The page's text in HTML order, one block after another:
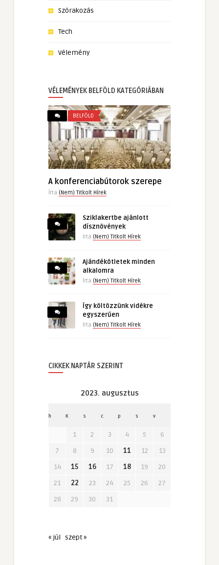
Szórakozás
Tech
Vélemény
VÉLEMÉNYEK BELFÖLD KATEGÓRIÁBAN
BELFÖLD
A konferenciabútorok szerepe
Írta (Nem) Titkolt Hírek
Sziklakertbe ajánlott
dísznövények
írta (Nem) Titkolt Hírek
Ajándékötletek minden
alkalomra
írta (Nem) Titkolt Hírek
Így költözzünk vidékre
egyszerűen
írta (Nem) Titkolt Hírek
CIKKEK NAPTÁR SZERINT
2023. augusztus
h K s c p s v
1 2 3 4 5
6
7
8 9 10 11 12
13
14
15 16 17 18 19
20
21
22 23 24 25 26
27
28
29 30 31
« júl szept »